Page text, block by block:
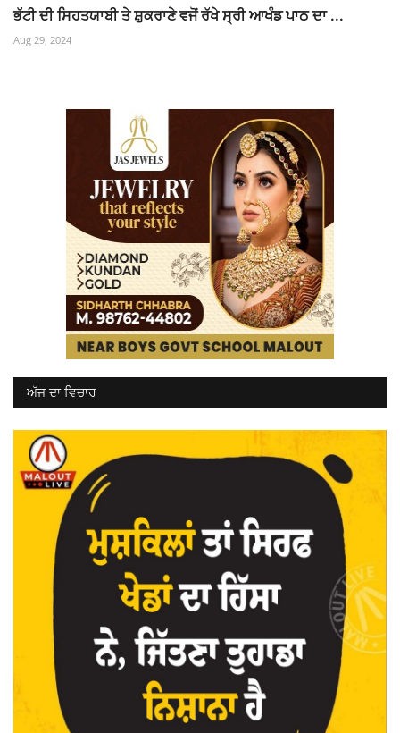
ਭੱਟੀ ਦੀ ਸਿਹਤਯਾਬੀ ਤੇ ਸ਼ੁਕਰਾਣੇ ਵਜੋਂ ਰੱਖੇ ਸ੍ਰੀ ਆਖੰਡ ਪਾਠ ਦਾ ...
Aug 29, 2024
ਅੱਜ ਦਾ ਵਿਚਾਰ